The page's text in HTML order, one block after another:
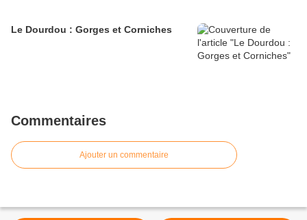
Le Dourdou : Gorges et Corniches
Commentaires
Ajouter un commentaire